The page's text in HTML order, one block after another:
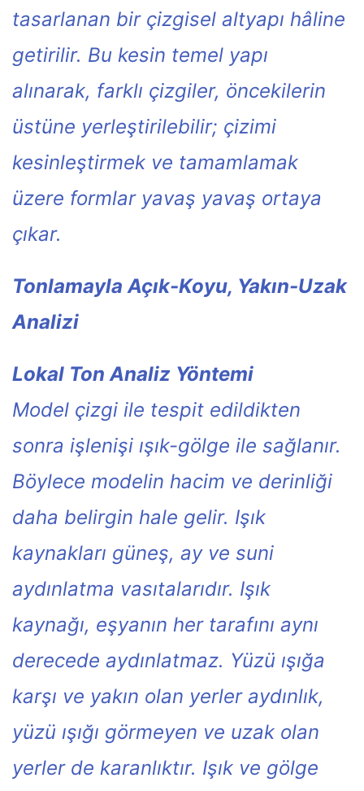
tasarlanan bir çizgisel altyapı hâline
getirilir. Bu kesin temel yapı
alınarak, farklı çizgiler, öncekilerin
üstüne yerleştirilebilir; çizimi
kesinleştirmek ve tamamlamak
üzere formlar yavaş yavaş ortaya
çıkar.
Tonlamayla Açık-Koyu, Yakın-Uzak
Analizi
Lokal Ton Analiz Yöntemi
Model çizgi ile tespit edildikten
sonra işlenişi ışık-gölge ile sağlanır.
Böylece modelin hacim ve derinliği
daha belirgin hale gelir. Işık
kaynakları güneş, ay ve suni
aydınlatma vasıtalarıdır. Işık
kaynağı, eşyanın her tarafını aynı
derecede aydınlatmaz. Yüzü ışığa
karşı ve yakın olan yerler aydınlık,
yüzü ışığı görmeyen ve uzak olan
yerler de karanlıktır. Işık ve gölge